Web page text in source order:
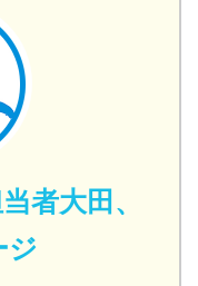
者大田、
ジ